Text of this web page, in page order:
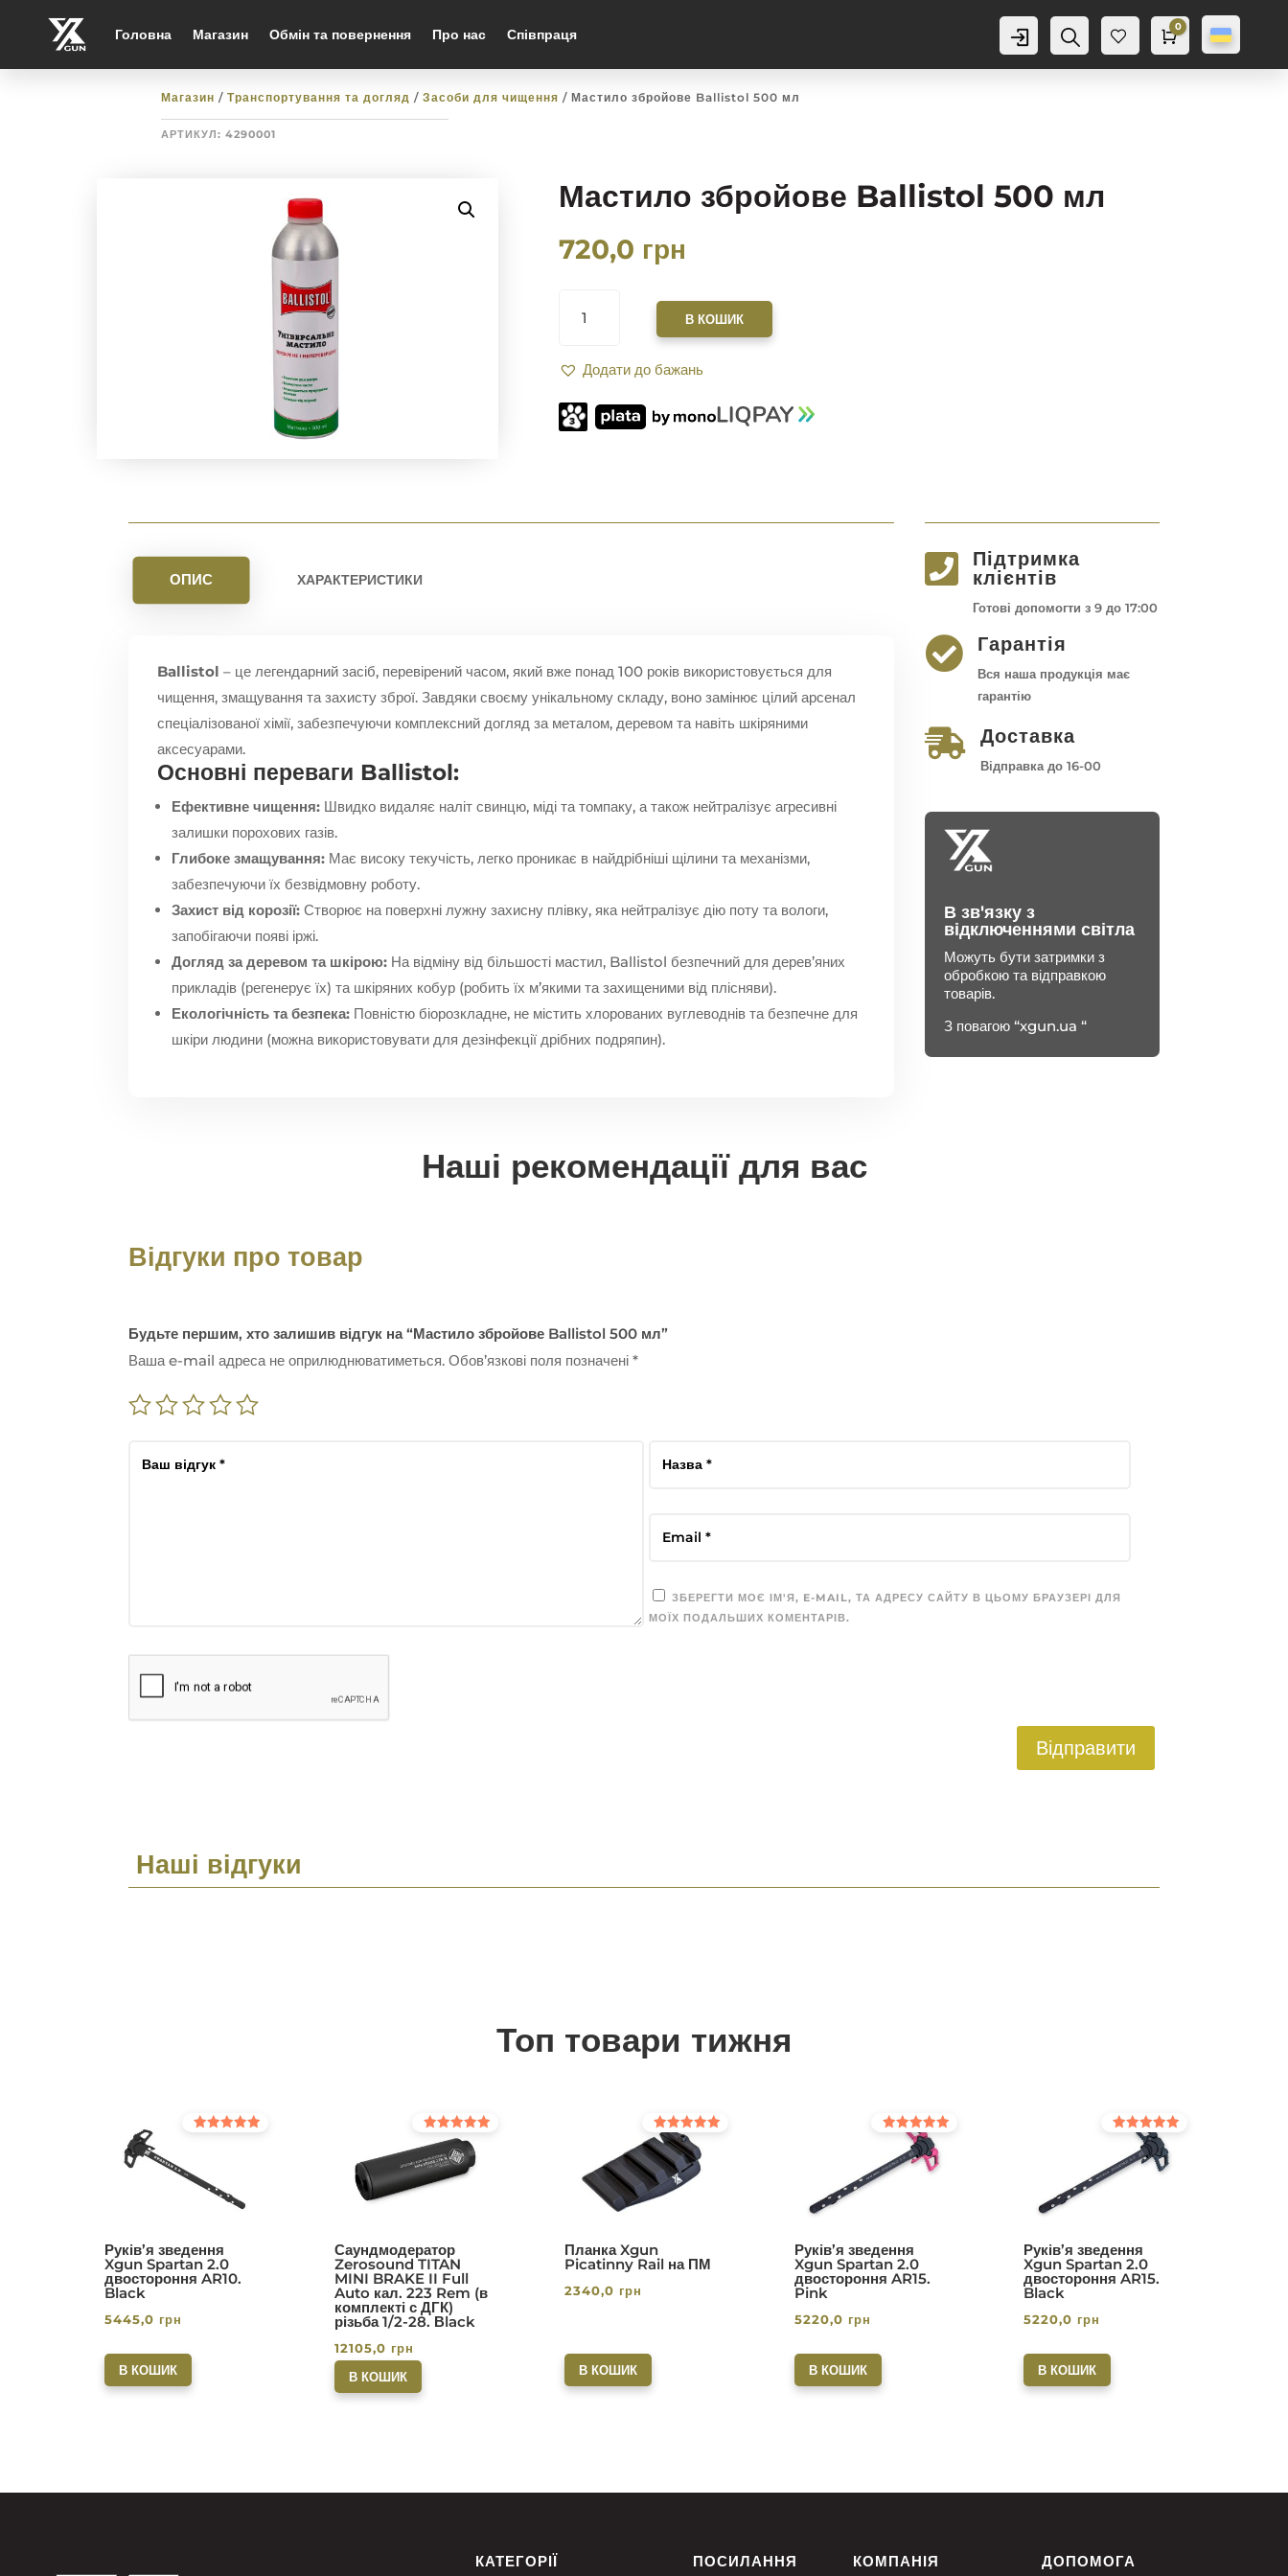
Головна Магазин Обмін та повернення Про нас Співпраця Аккаунт
Пошук
Баж
Cart
0
0,0грн
Магазин / Транспортування та догляд / Засоби для чищення / Мастило збройове Ballistol 500 мл
АРТИКУЛ: 4290001
Мастило збройове Ballistol 500 мл
720,0 грн
ЗБРОЙОВЕ
МЛ
В КОШИК
Додати до бажань
ОПИС ХАРАКТЕРИСТИКИ
Ballistol – це легендарний засіб, перевірений часом, який вже понад 100 років використовується для
чищення, змащування та захисту зброї. Завдяки своєму унікальному складу, воно замінює цілий арсенал
спеціалізованої хімії, забезпечуючи комплексний догляд за металом, деревом та навіть шкіряними
аксесуарами.
Основні переваги Ballistol:
Ефективне чищення: Швидко видаляє наліт свинцю, міді та томпаку, а також нейтралізує агресивні
залишки порохових газів.
Глибоке змащування: Має високу текучість, легко проникає в найдрібніші щілини та механізми,
забезпечуючи їх безвідмовну роботу.
Захист від корозії: Створює на поверхні лужну захисну плівку, яка нейтралізує дію поту та вологи,
запобігаючи появі іржі.
Догляд за деревом та шкірою: На відміну від більшості мастил, Ballistol безпечний для дерев’яних
прикладів (регенерує їх) та шкіряних кобур (робить їх м’якими та захищеними від плісняви).
Екологічність та безпека: Повністю біорозкладне, не містить хлорованих вуглеводнів та безпечне для
шкіри людини (можна використовувати для дезінфекції дрібних подряпин).

Підтримка
клієнтів
Готові допомогти з 9 до 17:00
 Гарантія
Вся наша продукція має
гарантію
 Доставка
Відправка до 16-00
В зв'язку з
відключеннями світла
Можуть бути затримки з
обробкою та відправкою
товарів.
З повагою “xgun.ua “
Наші рекомендації для вас
Відгуки про товар
Будьте першим, хто залишив відгук на “Мастило збройове Ballistol 500 мл”
Ваша e-mail адреса не оприлюднюватиметься. Обов’язкові поля позначені*
ЗБЕРЕГТИ МОЄ ІМ'Я, E-MAIL, ТА АДРЕСУ САЙТУ В ЦЬОМУ БРАУЗЕРІ ДЛЯ
МОЇХ ПОДАЛЬШИХ КОМЕНТАРІВ.
Відправити
Наші відгуки
Топ товари тижня
Руків’я зведення
Xgun Spartan 2.0
двостороння AR10.
Black
5445,0 грн
В КОШИК
Саундмодератор
Zerosound TITAN
MINI BRAKE II Full
Auto кал. 223 Rem (в
комплекті с ДГК)
різьба 1/2-28. Вlack
Оцінено в
5.00
з 5
12105,0 грн
В КОШИК
Планка Xgun
Picatinny Rail на ПМ
Оцінено в
5.00
з 5
2340,0 грн
В КОШИК
Руків’я зведення
Xgun Spartan 2.0
двостороння AR15.
Pink
Оцінено в
з 5
5220,0 грн
В КОШИК
Руків’я зведення
Xgun Spartan 2.0
двостороння AR15.
Black
Оцінено в
з 5
5220,0 грн
В КОШИК
КАТЕГОРІЇ ПОСИЛАННЯ КОМПАНІЯ ДОПОМОГА